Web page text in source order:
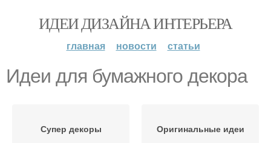
ИДЕИ ДИЗАЙНА ИНТЕРЬЕРА
главная новости статьи
Идеи для бумажного декора
Супер декоры Оригинальные идеи